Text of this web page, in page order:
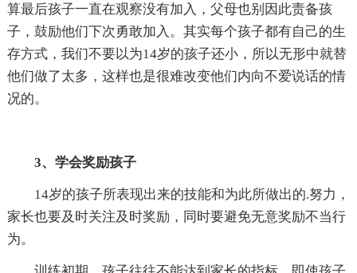
算最后孩子一直在观察没有加入，父母也别因此责备孩
子，鼓励他们下次勇敢加入。其实每个孩子都有自己的生
存方式，我们不要以为14岁的孩子还小，所以无形中就替
他们做了太多，这样也是很难改变他们内向不爱说话的情
况的。
3、学会奖励孩子
14岁的孩子所表现出来的技能和为此所做出的.努力，
家长也要及时关注及时奖励，同时要避免无意奖励不当行
为。